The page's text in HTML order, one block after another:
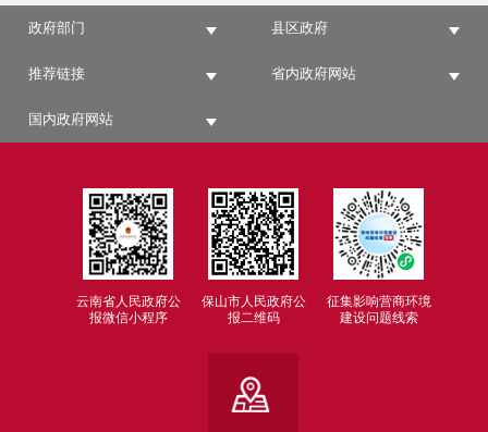
政府部门 县区政府
推荐链接 省内政府网站
国内政府网站
云南省人民政府公
报微信小程序
保山市人民政府公
报二维码
征集影响营商环境
建设问题线索